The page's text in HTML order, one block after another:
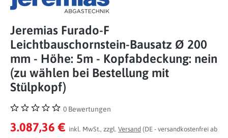
Jeremias Furado-F
Leichtbauschornstein-Bausatz Ø 200
mm - Höhe: 5m - Kopfabdeckung: nein
(zu wählen bei Bestellung mit
Stülpkopf)
Durchschnittliche Bewertung von 0 von 5 Sternen
0 Bewertungen
3.087,36 € inkl. MwSt., zzgl. Versand (DE - versandkostenfrei ab